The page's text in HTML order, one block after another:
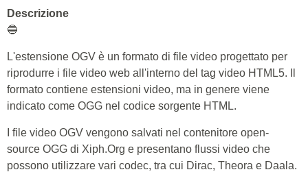
Descrizione
🔵
L'estensione OGV è un formato di file video progettato per
riprodurre i file video web all'interno del tag video HTML5. Il
formato contiene estensioni video, ma in genere viene
indicato come OGG nel codice sorgente HTML.
I file video OGV vengono salvati nel contenitore open-
source OGG di Xiph.Org e presentano flussi video che
possono utilizzare vari codec, tra cui Dirac, Theora e Daala.